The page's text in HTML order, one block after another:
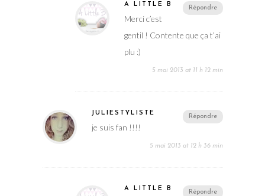
Répondre
A LITTLE B
Merci c’est
gentil ! Contente que ça t’ai
plu :)
5 mai 2013 at 11 h 12 min
Répondre
JULIESTYLISTE
je suis fan !!!!
5 mai 2013 at 12 h 36 min
Répondre
A LITTLE B